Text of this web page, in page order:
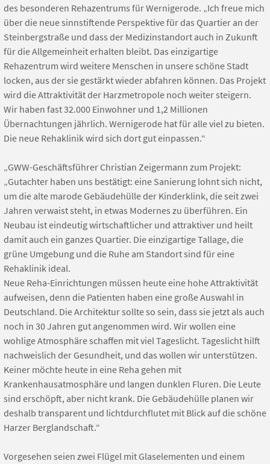
des besonderen Rehazentrums für Wernigerode. „Ich freue mich
über die neue sinnstiftende Perspektive für das Quartier an der
Steinbergstraße und dass der Medizinstandort auch in Zukunft
für die Allgemeinheit erhalten bleibt. Das einzigartige
Rehazentrum wird weitere Menschen in unsere schöne Stadt
locken, aus der sie gestärkt wieder abfahren können. Das Projekt
wird die Attraktivität der Harzmetropole noch weiter steigern.
Wir haben fast 32.000 Einwohner und 1,2 Millionen
Übernachtungen jährlich. Wernigerode hat für alle viel zu bieten.
Die neue Rehaklinik wird sich dort gut einpassen.“
„GWW-Geschäftsführer Christian Zeigermann zum Projekt:
„Gutachter haben uns bestätigt: eine Sanierung lohnt sich nicht,
um die alte marode Gebäudehülle der Kinderklink, die seit zwei
Jahren verwaist steht, in etwas Modernes zu überführen. Ein
Neubau ist eindeutig wirtschaftlicher und attraktiver und heilt
damit auch ein ganzes Quartier. Die einzigartige Tallage, die
grüne Umgebung und die Ruhe am Standort sind für eine
Rehaklinik ideal.
Neue Reha-Einrichtungen müssen heute eine hohe Attraktivität
aufweisen, denn die Patienten haben eine große Auswahl in
Deutschland. Die Architektur sollte so sein, dass sie jetzt als auch
noch in 30 Jahren gut angenommen wird. Wir wollen eine
wohlige Atmosphäre schaffen mit viel Tageslicht. Tageslicht hilft
nachweislich der Gesundheit, und das wollen wir unterstützen.
Keiner möchte heute in eine Reha gehen mit
Krankenhausatmosphäre und langen dunklen Fluren. Die Leute
sind erschöpft, aber nicht krank. Die Gebäudehülle planen wir
deshalb transparent und lichtdurchflutet mit Blick auf die schöne
Harzer Berglandschaft.“
Vorgesehen seien zwei Flügel mit Glaselementen und einem